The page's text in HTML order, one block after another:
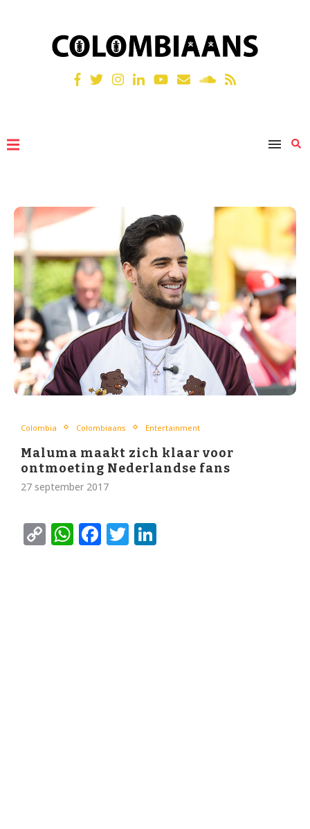
Colombia Colombiaans Entertainment
Maluma maakt zich klaar voor
ontmoeting Nederlandse fans
27 september 2017
CopyWhatsApp
Facebook
Twitter